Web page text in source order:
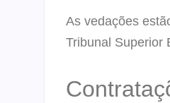
As vedações
Tribunal Superior